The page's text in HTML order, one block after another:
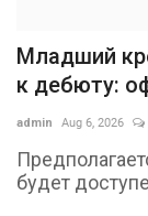
Младший
к дебюту:
admin Aug 6, 2026
будет